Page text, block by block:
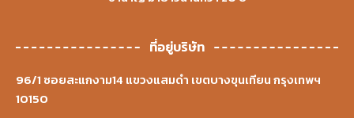
ที่อยู่บริษัท
96/1 ซอยสะแกงาม14 แขวงแสมดำ เขตบางขุนเทียน กรุงเทพฯ
10150